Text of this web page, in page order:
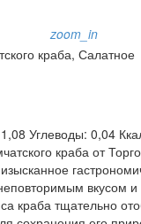
zoom_in
Углеводы: 0,04
краба от
вкусом и
краба тщательно